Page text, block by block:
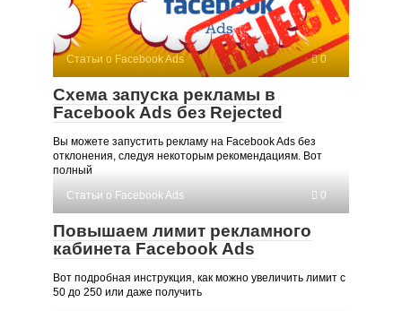
Статьи о Facebook Ads 0
Схема запуска рекламы в
Facebook Ads без Rejected
Вы можете запустить рекламу на Facebook Ads без
отклонения, следуя некоторым рекомендациям. Вот
полный
Статьи о Facebook Ads
0
Повышаем лимит рекламного
кабинета Facebook Ads
Вот подробная инструкция, как можно увеличить лимит с
50 до 250 или даже получить